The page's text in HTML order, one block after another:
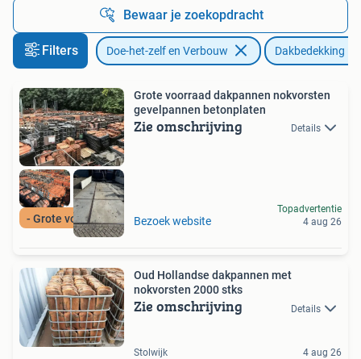
Bewaar je zoekopdracht
Filters Doe-het-zelf en Verbouw Dakbedekking
- Grote voorraad -
Grote voorraad dakpannen nokvorsten
gevelpannen betonplaten
Zie omschrijving Details
Bezoek website
Topadvertentie
4 aug 26
Oud Hollandse dakpannen met
nokvorsten 2000 stks
Zie omschrijving Details
Stolwijk 4 aug 26